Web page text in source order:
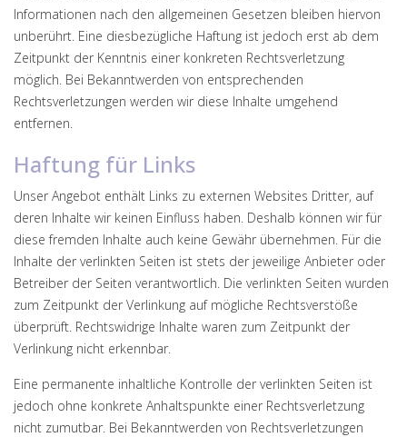
Informationen nach den allgemeinen Gesetzen bleiben hiervon
unberührt. Eine diesbezügliche Haftung ist jedoch erst ab dem
Zeitpunkt der Kenntnis einer konkreten Rechtsverletzung
möglich. Bei Bekanntwerden von entsprechenden
Rechtsverletzungen werden wir diese Inhalte umgehend
entfernen.
Haftung für Links
Unser Angebot enthält Links zu externen Websites Dritter, auf
deren Inhalte wir keinen Einfluss haben. Deshalb können wir für
diese fremden Inhalte auch keine Gewähr übernehmen. Für die
Inhalte der verlinkten Seiten ist stets der jeweilige Anbieter oder
Betreiber der Seiten verantwortlich. Die verlinkten Seiten wurden
zum Zeitpunkt der Verlinkung auf mögliche Rechtsverstöße
überprüft. Rechtswidrige Inhalte waren zum Zeitpunkt der
Verlinkung nicht erkennbar.
Eine permanente inhaltliche Kontrolle der verlinkten Seiten ist
jedoch ohne konkrete Anhaltspunkte einer Rechtsverletzung
nicht zumutbar. Bei Bekanntwerden von Rechtsverletzungen